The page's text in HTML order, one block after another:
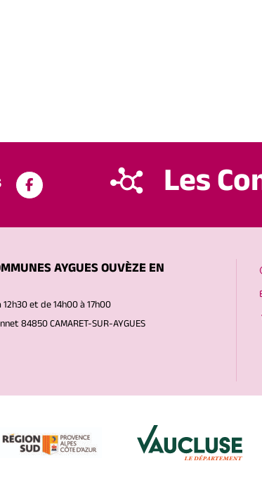
Les
AYGUES OUVÈZE EN
et de 14h00 à 17h00
84850 CAMARET-SUR-AYGUES